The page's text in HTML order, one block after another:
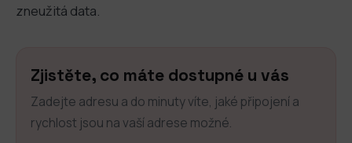
zneužitá data.
Zjistěte, co máte dostupné u vás
Zadejte adresu a do minuty víte, jaké připojení a
rychlost jsou na vaší adrese možné.